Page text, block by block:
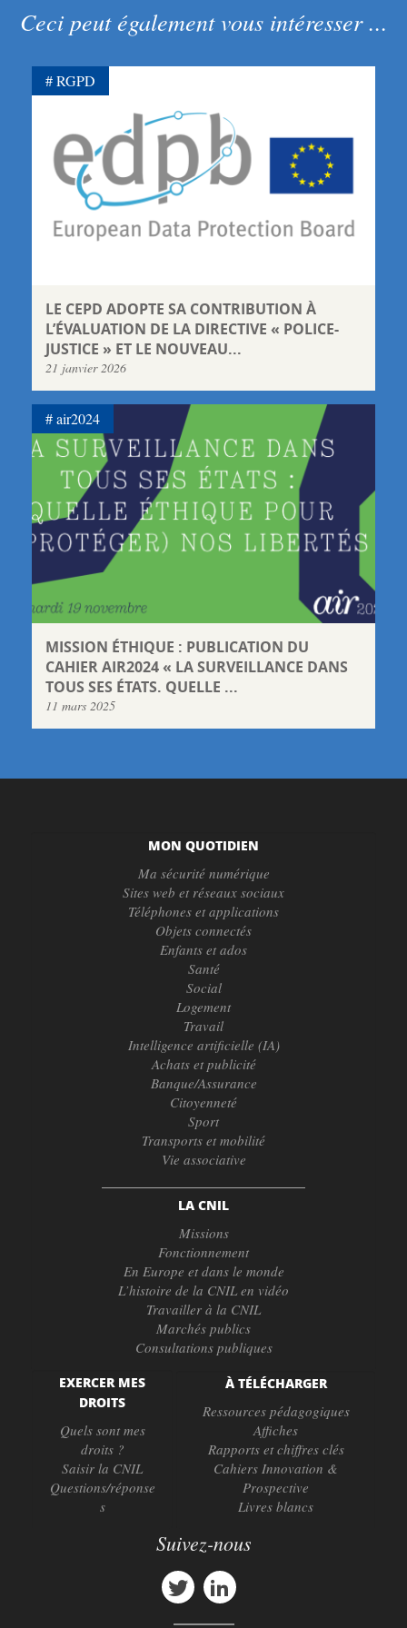
Ceci peut également vous intéresser ...
LE CEPD ADOPTE SA CONTRIBUTION À
L’ÉVALUATION DE LA DIRECTIVE « POLICE-
JUSTICE » ET LE NOUVEAU...
21 janvier 2026
RGPD
MISSION ÉTHIQUE : PUBLICATION DU
CAHIER AIR2024 « LA SURVEILLANCE DANS
TOUS SES ÉTATS. QUELLE ...
11 mars 2025
air2024
MON QUOTIDIEN
Ma sécurité numérique
Sites web et réseaux sociaux
Téléphones et applications
Objets connectés
Enfants et ados
Santé
Social
Logement
Travail
Intelligence artificielle (IA)
Achats et publicité
Banque/Assurance
Citoyenneté
Sport
Transports et mobilité
Vie associative
LA CNIL
Missions
Fonctionnement
En Europe et dans le monde
L’histoire de la CNIL en vidéo
Travailler à la CNIL
Marchés publics
Consultations publiques
EXERCER MES
DROITS
Quels sont mes
droits ?
Saisir la CNIL
Questions/réponse
s
À TÉLÉCHARGER
Ressources pédagogiques
Affiches
Rapports et chiffres clés
Cahiers Innovation &
Prospective
Livres blancs
Suivez-nous